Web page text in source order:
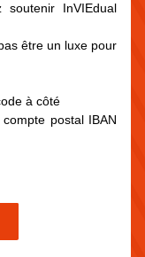
InVIEdual
être un luxe pour
à côté
postal IBAN